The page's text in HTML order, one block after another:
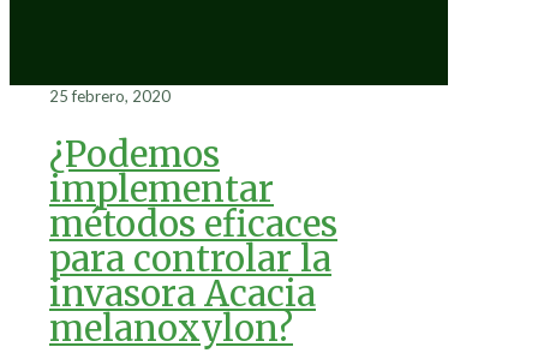
25 febrero, 2020
¿Podemos
implementar
métodos eficaces
para controlar la
invasora Acacia
melanoxylon?